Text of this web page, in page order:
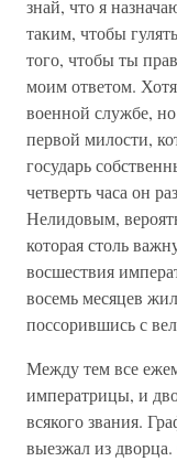
знай, что я
таким, чтобы
того, чтобы ты
моим ответом.
военной службе,
первой милости,
государь
четверть часа он
Нелидовым,
которая столь
восшествия
восемь месяцев
поссорившись с
Между тем все
императрицы, и
всякого звания.
выезжал из